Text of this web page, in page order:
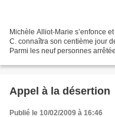
Michèle Alliot-Marie s’enfonce
C. connaîtra son centième jour
Parmi les neuf personnes
Appel à la désertion
Publié le 10/02/2009 à 16:46